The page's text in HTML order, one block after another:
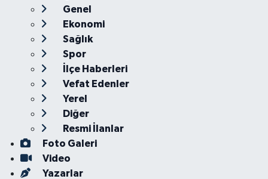
Genel
Ekonomi
Sağlık
Spor
İlçe Haberleri
Vefat Edenler
Yerel
Diğer
Resmi İlanlar
Foto Galeri
Video
Yazarlar